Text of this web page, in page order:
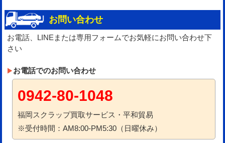
お問い合わせ
お電話、LINEまたは専用フォームでお気軽にお問い合わせ下
さい
お電話でのお問い合わせ
0942-80-1048
福岡スクラップ買取サービス・平和貿易
※受付時間：AM8:00-PM5:30（日曜休み）